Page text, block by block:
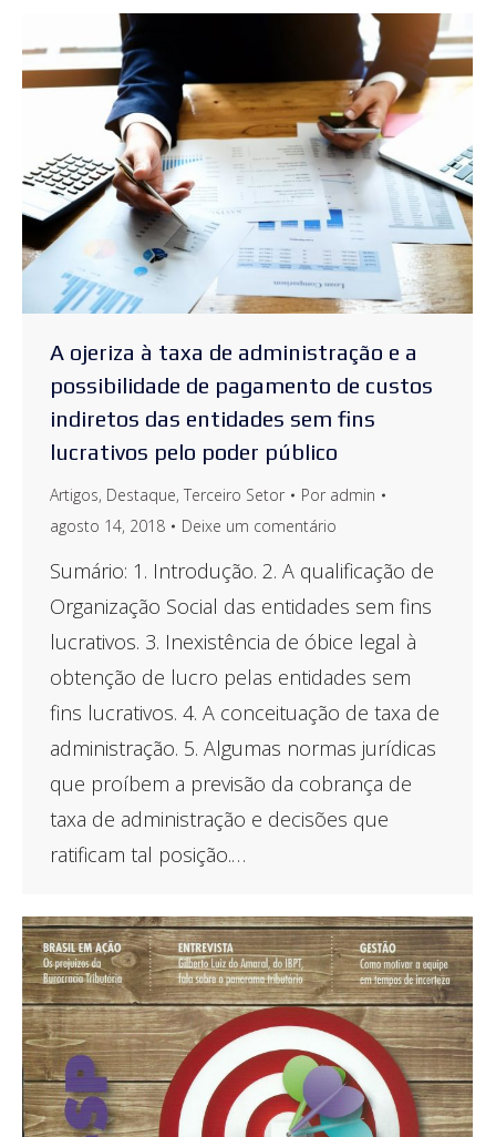
A ojeriza à taxa de administração e a
possibilidade de pagamento de custos
indiretos das entidades sem fins
lucrativos pelo poder público
Artigos, Destaque, Terceiro Setor Por admin
agosto 14, 2018
Deixe um comentário
Sumário: 1. Introdução. 2. A qualificação de
Organização Social das entidades sem fins
lucrativos. 3. Inexistência de óbice legal à
obtenção de lucro pelas entidades sem
fins lucrativos. 4. A conceituação de taxa de
administração. 5. Algumas normas jurídicas
que proíbem a previsão da cobrança de
taxa de administração e decisões que
ratificam tal posição.…